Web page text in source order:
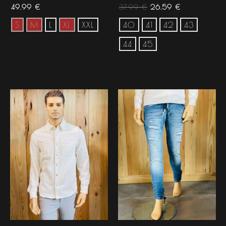
49.99 €
S M L XL XXL
37.99€ 26.59 €
40 41 42 43
44 45